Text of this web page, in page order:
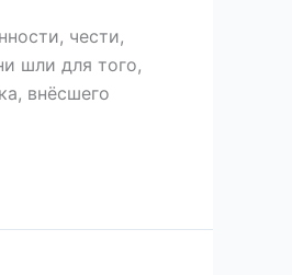
чести,
шли для того,
внёсшего